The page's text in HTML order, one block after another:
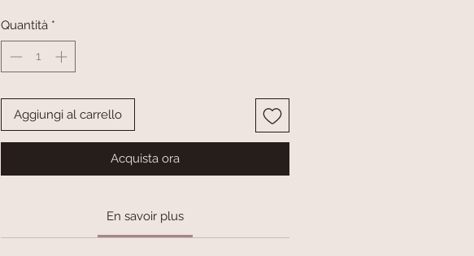
Quantità *
Aggiungi al carrello
Acquista ora
En savoir plus